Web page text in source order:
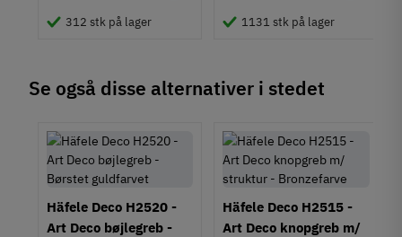
312 stk på lager 1131 stk på lager
Se også disse alternativer i stedet
Häfele Deco H2520 -
Art Deco bøjlegreb -
Häfele Deco H2515 -
Art Deco knopgreb m/